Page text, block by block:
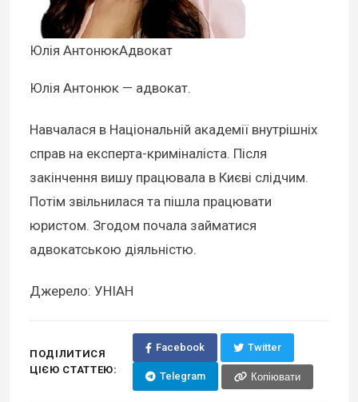
Юлія АнтонюкАдвокат
Юлія Антонюк — адвокат.
Навчалася в Національній академії внутрішніх
справ на експерта-криміналіста. Після
закінчення вишу працювала в Києві слідчим.
Потім звільнилася та пішла працювати
юристом. Згодом почала займатися
адвокатською діяльністю.
Джерело: УНІАН
ПОДІЛИТИСЯ
ЦІЄЮ СТАТТЕЮ:
Facebook Twitter
Telegram Копіювати